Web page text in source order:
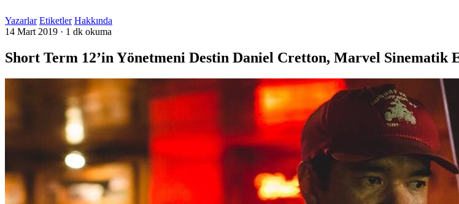
Yazarlar Etiketler Hakkında
14 Mart 2019 · 1 dk okuma
Short Term 12’in Yönetmeni Destin Daniel Cretton, Marvel Sinematik